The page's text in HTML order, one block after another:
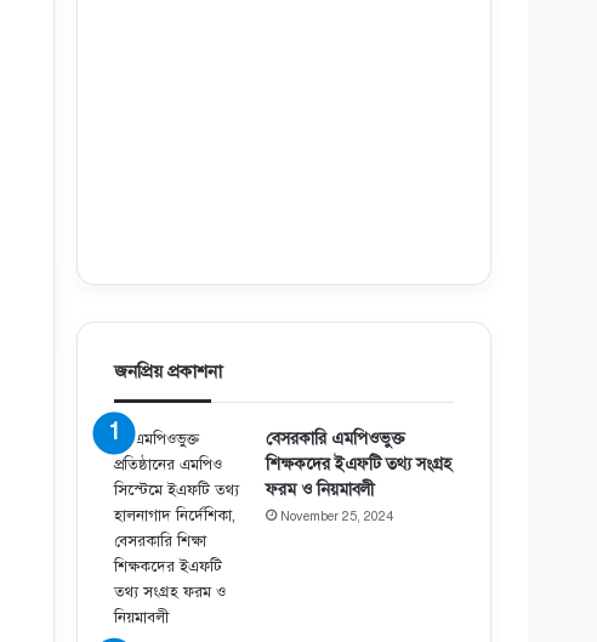
জনপ্রিয় প্রকাশনা
বেসরকারি এমপিওভুক্ত
শিক্ষকদের ইএফটি তথ্য সংগ্রহ
ফরম ও নিয়মাবলী
November 25, 2024